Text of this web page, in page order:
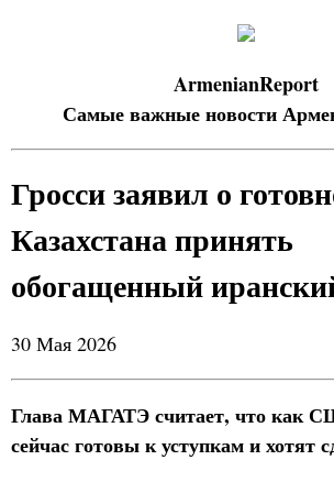
ArmenianReport
Самые важные новости
Гросси заявил о
Казахстана принять
обогащенный
30 Мая 2026
Глава МАГАТЭ считает, что как
сейчас готовы к уступкам и хотят